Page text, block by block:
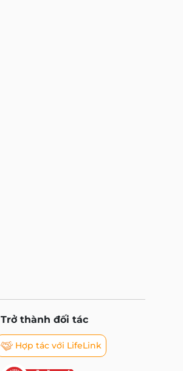
Trở thành đối tác
Hợp tác với LifeLink